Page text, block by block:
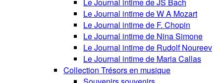
Le Journal intime de JS Bach
Le Journal intime de W A Mozart
Le Journal intime de F. Chopin
Le Journal intime de Nina Simone
Le Journal intime de Rudolf Noureev
Le Journal intime de Maria Callas
Collection Trésors en musique